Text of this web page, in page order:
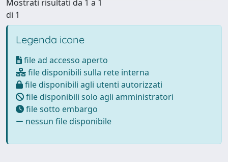
Mostrati risultati da 1 a 1
di 1
Legenda icone
file ad accesso aperto
file disponibili sulla rete interna
file disponibili agli utenti autorizzati
file disponibili solo agli amministratori
file sotto embargo
nessun file disponibile